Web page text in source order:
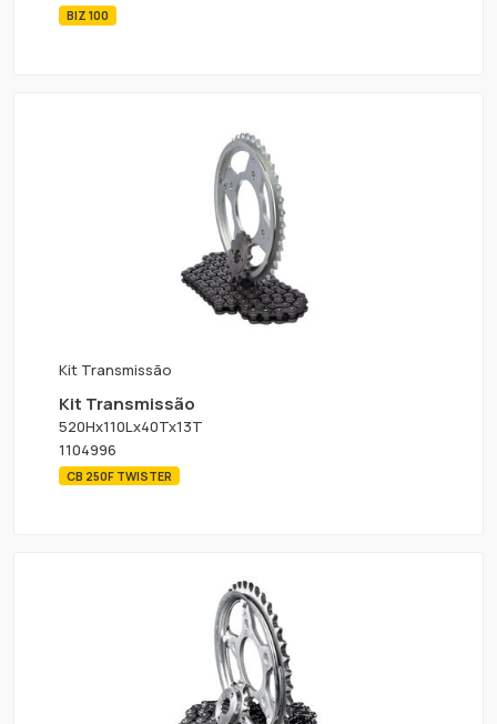
BIZ 100
Kit Transmissão
Kit Transmissão
520Hx110Lx40Tx13T
1104996
CB 250F TWISTER